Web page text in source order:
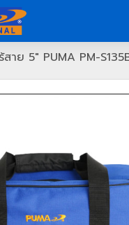
สาย 5" PUMA PM-